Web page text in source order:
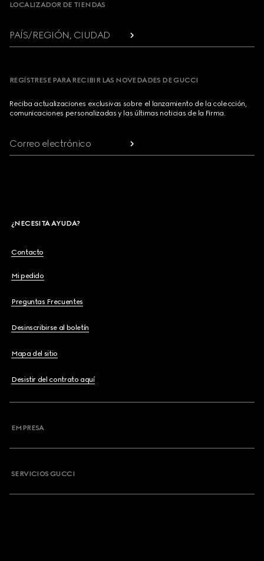
LOCALIZADOR DE TIENDAS
PAÍS/REGIÓN, CIUDAD
REGÍSTRESE PARA RECIBIR LAS NOVEDADES DE GUCCI
Reciba actualizaciones exclusivas sobre el lanzamiento de la colección,
comunicaciones personalizadas y las últimas noticias de la Firma.
Correo electrónico
¿NECESITA AYUDA?
Contacto
Mi pedido
Preguntas Frecuentes
Desinscribirse al boletín
Mapa del sitio
Desistir del contrato aquí
EMPRESA
SERVICIOS GUCCI